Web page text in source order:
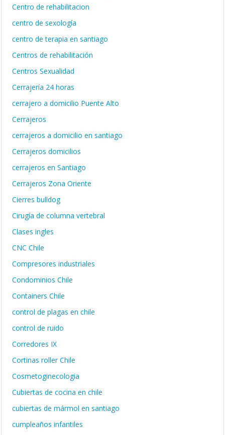
Centro de rehabilitacion
centro de sexología
centro de terapia en santiago
Centros de rehabilitación
Centros Sexualidad
Cerrajería 24 horas
cerrajero a domicilio Puente Alto
Cerrajeros
cerrajeros a domicilio en santiago
Cerrajeros domicilios
cerrajeros en Santiago
Cerrajeros Zona Oriente
Cierres bulldog
Cirugía de columna vertebral
Clases ingles
CNC Chile
Compresores industriales
Condominios Chile
Containers Chile
control de plagas en chile
control de ruido
Corredores IX
Cortinas roller Chile
Cosmetoginecologia
Cubiertas de cocina en chile
cubiertas de mármol en santiago
cumpleaños infantiles